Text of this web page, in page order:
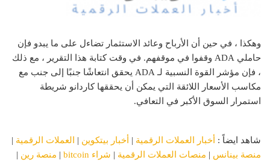
وهكذا ، في حين أن الأرباح وعائد الاستثمار تضاءل على ما يبدو فإن
حاملي ADA وقفوا في موقفهم. في وقت كتابة هذا التقرير ، مع ذلك
، فإن مؤشر القوة النسبية لـ ADA يحقق انتعاشًا جنبًا إلى جنب مع
مكاسب الأسعار اللائقة التي يمكن أن يحققها كاردانو شريطة
استمرار السوق الأكبر في التعافي.
شاهد ايضاً : أخبار العملات الرقمية | أخبار بيتكوين | العملات الرقمية |
منصة بينانس | منصات العملات الرقمية | شراء bitcoin | منصة رين |